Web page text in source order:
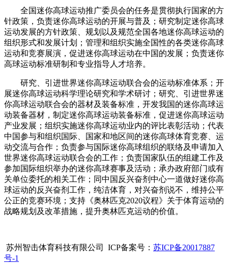
全国迷你高球运动推广委员会的任务是贯彻执行国家的方
针政策，负责迷你高球运动的开展与普及；研究制定迷你高球
运动发展的方针政策、规划以及规范全国各地迷你高球运动的
组织形式和发展计划；管理和组织实施全国性的各类迷你高球
运动和竞赛展演，促进迷你高球运动在中国的发展；负责迷你
高球运动标准研制和专业指导人才培养。
研究、引进世界迷你高球运动联合会的运动标准体系；开
展迷你高球运动科学理论研究和学术研讨；研究、引进世界迷
你高球运动联合会的器材及装备标准，开发我国的迷你高球运
动装备器材，制定迷你高球运动装备标准，促进迷你高球运动
产业发展；组织实施迷你高球运动业内的评比表彰活动；代表
中国参与和组织国际、国家和地区间的迷你高球体育竞赛、运
动交流与合作；负责参与国际迷你高球组织的联络及申请加入
世界迷你高球运动联合会的工作；负责国家队伍的组建工作及
参加国际组织举办的迷你高球赛事及活动；承办政府部门或有
关单位委托的相关工作；同中国反兴奋剂中心一道做好迷你高
球运动的反兴奋剂工作，纯洁体育，对兴奋剂说不，维持公平
公正的竞赛环境；支持《奥林匹克2020议程》关于体育运动的
战略规划及改革措施，提升奥林匹克运动的价值。
苏州智击体育科技有限公司 ICP备案号： 苏ICP备20017887
号-1